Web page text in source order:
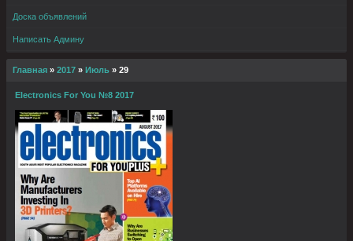
Доска объявлений
Написать Админу
Главная » 2017 » Июль » 29
Electronics For You №8 2017